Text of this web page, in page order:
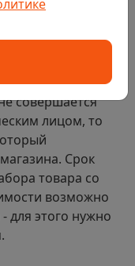
совершается
лицом, то
Срок
товара со
возможно
для этого нужно